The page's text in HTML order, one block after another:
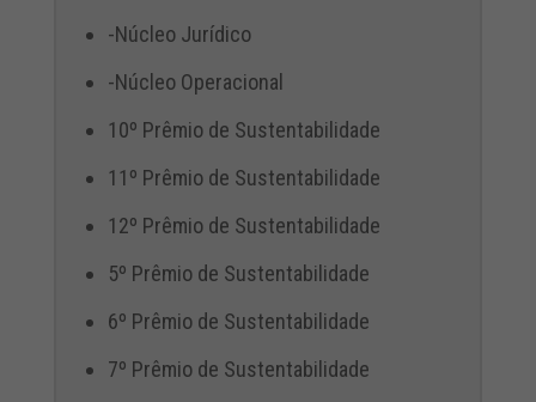
-Núcleo Jurídico
-Núcleo Operacional
10º Prêmio de Sustentabilidade
11º Prêmio de Sustentabilidade
12º Prêmio de Sustentabilidade
5º Prêmio de Sustentabilidade
6º Prêmio de Sustentabilidade
7º Prêmio de Sustentabilidade